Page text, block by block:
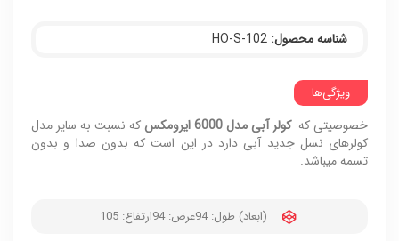
شناسه محصول: HO-S-102
ویژگی‌ها
خصوصیتی که کولر آبی مدل 6000 ایرومکس
که نسبت به سایر مدل
کولرهای نسل جدید آبی دارد در این است که بدون صدا و بدون
تسمه میباشد.
(ابعاد) طول: 94 عرض: 94 ارتفاع: 105